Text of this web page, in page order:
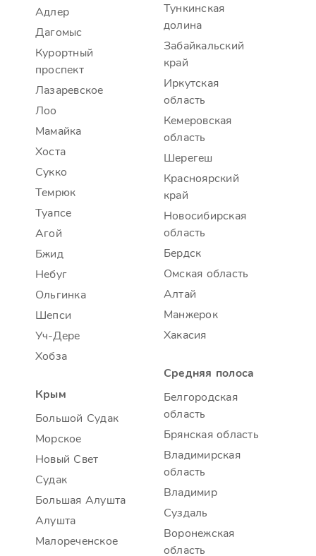
Адлер
Дагомыс
Курортный
проспект
Лазаревское
Лоо
Мамайка
Хоста
Сукко
Темрюк
Туапсе
Агой
Бжид
Небуг
Ольгинка
Шепси
Уч-Дере
Хобза
Крым
Большой Судак
Морское
Новый Свет
Судак
Большая Алушта
Алушта
Малореченское
Тункинская
долина
Забайкальский
край
Иркутская
область
Кемеровская
область
Шерегеш
Красноярский
край
Новосибирская
область
Бердск
Омская область
Алтай
Манжерок
Хакасия
Средняя полоса
Белгородская
область
Брянская область
Владимирская
область
Владимир
Суздаль
Воронежская
область